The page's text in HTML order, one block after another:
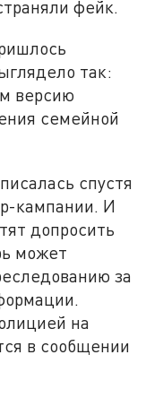
фейк.
так:
версию
семейной
спустя
кампании. И
допросить
может
за
на
в сообщении